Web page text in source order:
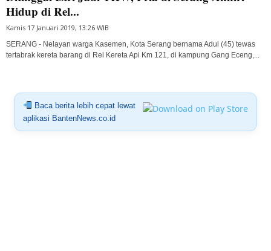
Hidup di Rel...
Kamis 17 Januari 2019, 13:26 WIB
SERANG - Nelayan warga Kasemen, Kota Serang bernama Adul (45) tewas
tertabrak kereta barang di Rel Kereta Api Km 121, di kampung Gang Eceng,...
Baca berita lebih cepat lewat
aplikasi BantenNews.co.id